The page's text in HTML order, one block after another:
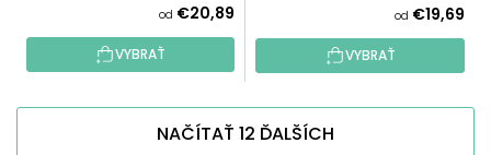
od €20,89
VYBRAŤ
od €19,69
VYBRAŤ
NAČÍTAŤ 12 ĎALŠÍCH